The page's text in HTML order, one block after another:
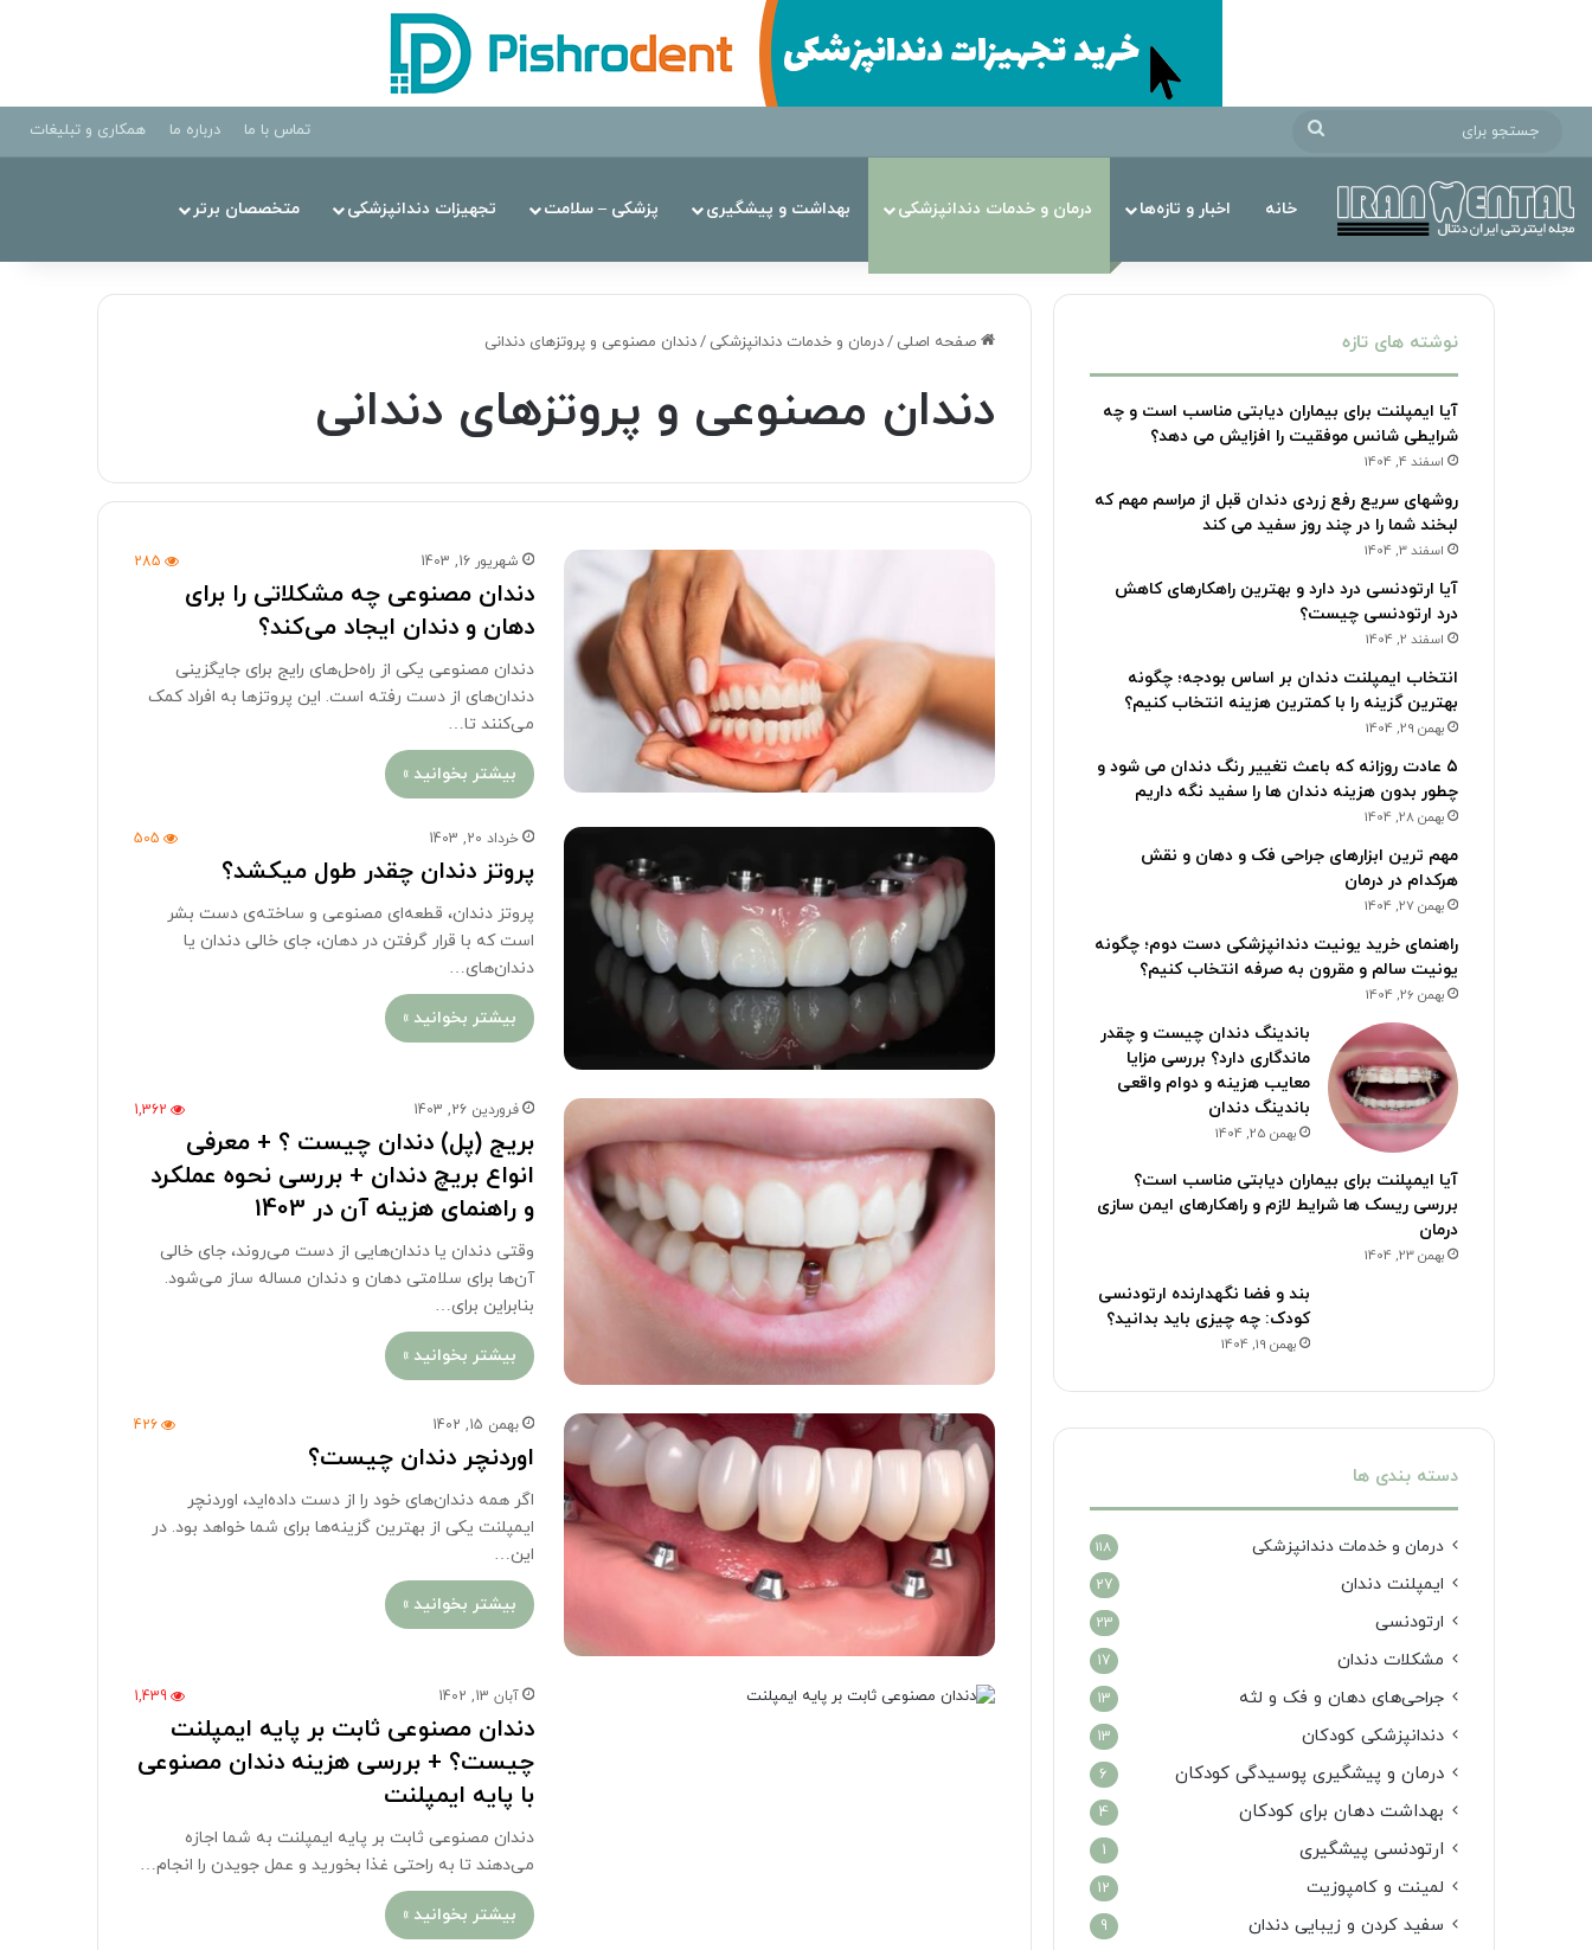
جستجو
تماس با ما درباره ما همکاری و تبلیغات
خانه اخبار و تازه‌ها درمان‌ و خدمات دندانپزشکی بهداشت و پیشگیری پزشکی – سلامت تجهیزات دندانپزشکی متخصصان برتر
صفحه اصلی /درمان‌ و خدمات دندانپزشکی /دندان مصنوعی و پروتزهای دندانی
دندان مصنوعی و پروتزهای دندانی
شهریور 16, 1403 285
دندان مصنوعی چه مشکلاتی را برای
دهان و دندان ایجاد می‌کند؟
دندان مصنوعی یکی از راه‌حل‌های رایج برای جایگزینی
دندان‌های از دست رفته است. این پروتزها به افراد کمک
می‌کنند تا…
بیشتر بخوانید »
خرداد 20, 1403 505
پروتز دندان چقدر طول میکشد؟
پروتز دندان، قطعه‌ای مصنوعی و ساخته‌ی دست بشر
است که با قرار گرفتن در دهان، جای خالی دندان یا
دندان‌های…
بیشتر بخوانید »
فروردین 26, 1403 1,362
بریج (پل) دندان چیست ؟ + معرفی
انواع بریچ دندان + بررسی نحوه عملکرد
و راهنمای هزینه آن در 1403
وقتی دندان یا دندان‌هایی از دست می‌روند، جای خالی
آن‌ها برای سلامتی دهان و دندان مساله ساز می‌شود.
بنابراین برای…
بیشتر بخوانید »
بهمن 15, 1402 426
اوردنچر دندان چیست؟
اگر همه دندان‌های خود را از دست داده‌اید، اوردنچر
ایمپلنت یکی از بهترین گزینه‌ها برای شما خواهد بود. در
این…
بیشتر بخوانید »
آبان 13, 1402 1,439
دندان مصنوعی ثابت بر پایه ایمپلنت
چیست؟ + بررسی هزینه دندان مصنوعی
با پایه ایمپلنت
دندان مصنوعی ثابت بر پایه ایمپلنت به شما اجازه
می‌دهند تا به راحتی غذا بخورید و عمل جویدن را انجام…
بیشتر بخوانید »
نوشته های تازه
آیا ایمپلنت برای بیماران دیابتی مناسب است و چه
شرایطی شانس موفقیت را افزایش می دهد؟
اسفند 4, 1404
روشهای سریع رفع زردی دندان قبل از مراسم مهم که
لبخند شما را در چند روز سفید می کند
اسفند 3, 1404
آیا ارتودنسی درد دارد و بهترین راهکارهای کاهش
درد ارتودنسی چیست؟
اسفند 2, 1404
انتخاب ایمپلنت دندان بر اساس بودجه؛ چگونه
بهترین گزینه را با کمترین هزینه انتخاب کنیم؟
بهمن 29, 1404
۵ عادت روزانه که باعث تغییر رنگ دندان می شود و
چطور بدون هزینه دندان ها را سفید نگه داریم
بهمن 28, 1404
مهم ترین ابزارهای جراحی فک و دهان و نقش
هرکدام در درمان
بهمن 27, 1404
راهنمای خرید یونیت دندانپزشکی دست دوم؛ چگونه
یونیت سالم و مقرون به صرفه انتخاب کنیم؟
بهمن 26, 1404
باندینگ دندان چیست و چقدر
ماندگاری دارد؟ بررسی مزایا
معایب هزینه و دوام واقعی
باندینگ دندان
بهمن 25, 1404
آیا ایمپلنت برای بیماران دیابتی مناسب است؟
بررسی ریسک ها شرایط لازم و راهکارهای ایمن سازی
درمان
بهمن 23, 1404
بند و فضا نگهدارنده ارتودنسی
کودک: چه چیزی باید بدانید؟
بهمن 19, 1404
دسته بندی ها
درمان‌ و خدمات دندانپزشکی 118
ایمپلنت دندان 27
ارتودنسی 23
مشکلات دندان 17
جراحی‌های دهان و فک و لثه 13
دندانپزشکی کودکان 13
درمان و پیشگیری پوسیدگی کودکان 6
بهداشت دهان برای کودکان 4
ارتودنسی پیشگیری 1
لمینت و کامپوزیت 12
سفید کردن و زیبایی دندان 9